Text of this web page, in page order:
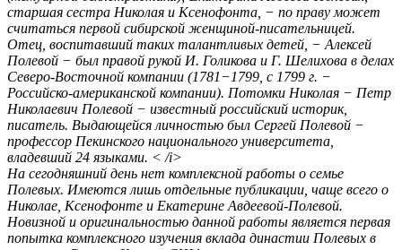
старшая сестра Николая и Ксенофонта, − по праву может
считаться первой сибирской женщиной-писательницей.
Отец, воспитавший таких талантливых детей, − Алексей
Полевой − был правой рукой И. Голикова и Г. Шелихова в делах
Северо-Восточной компании (1781−1799, с 1799 г. −
Российско-американской компании). Потомки Николая − Петр
Николаевич Полевой − известный российский историк,
писатель. Выдающейся личностью был Сергей Полевой −
профессор Пекинского национального университета,
владевший 24 языками. < /i>
На сегодняшний день нет комплексной работы о семье
Полевых. Имеются лишь отдельные публикации, чаще всего о
Николае, Ксенофонте и Екатерине Авдеевой-Полевой.
Новизной и оригинальностью данной работы является первая
попытка комплексного изучения вклада династии Полевых в